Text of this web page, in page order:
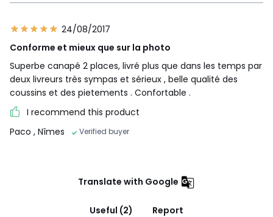
24/08/2017
Conforme et mieux que sur la photo
Superbe canapé 2 places, livré plus que dans les temps par
deux livreurs très sympas et sérieux , belle qualité des
coussins et des pietements . Confortable .
I recommend this product
Paco , Nîmes Verified buyer
Translate with Google
Useful (2)
Report